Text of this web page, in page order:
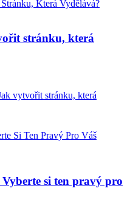
stránku, která
vytvořit stránku, která
si ten pravý pro